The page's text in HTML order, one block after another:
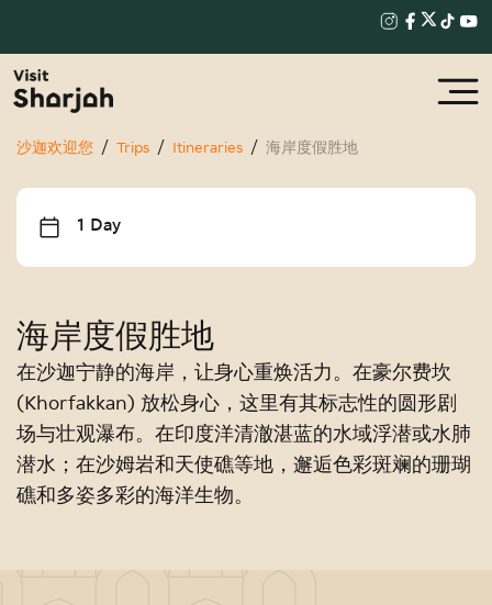
沙迦欢迎您 Trips Itineraries 海岸度假胜地
海岸度假胜地
在沙迦宁静的海岸，让身心重焕活力。在豪尔费坎
(Khorfakkan) 放松身心，这里有其标志性的圆形剧
场与壮观瀑布。在印度洋清澈湛蓝的水域浮潜或水肺
潜水；在沙姆岩和天使礁等地，邂逅色彩斑斓的珊瑚
礁和多姿多彩的海洋生物。
1 Day